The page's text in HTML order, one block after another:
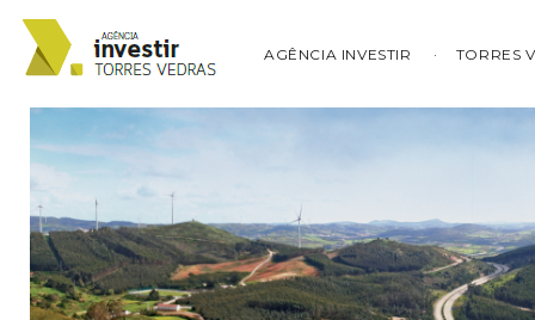
AGÊNCIA INVESTIR TORRES